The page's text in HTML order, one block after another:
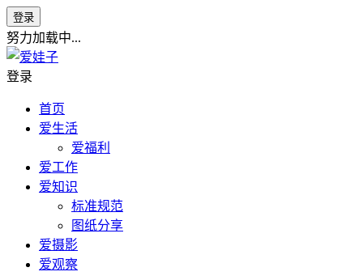
登录
努力加载中...
登录
首页
爱生活
爱福利
爱工作
爱知识
标准规范
图纸分享
爱摄影
爱观察